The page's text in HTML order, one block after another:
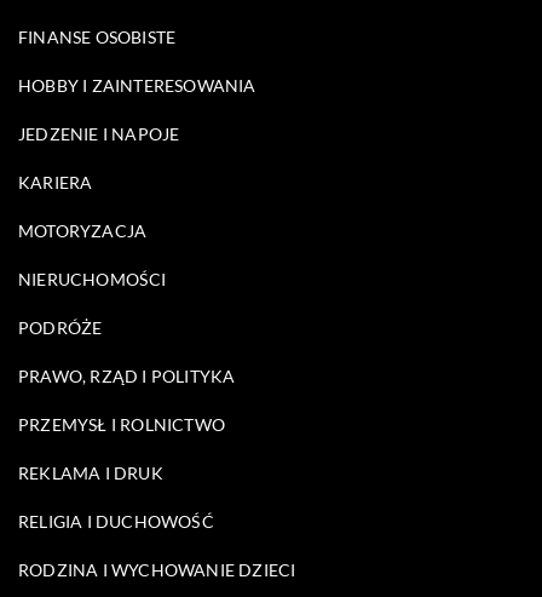
FINANSE OSOBISTE
HOBBY I ZAINTERESOWANIA
JEDZENIE I NAPOJE
KARIERA
MOTORYZACJA
NIERUCHOMOŚCI
PODRÓŻE
PRAWO, RZĄD I POLITYKA
PRZEMYSŁ I ROLNICTWO
REKLAMA I DRUK
RELIGIA I DUCHOWOŚĆ
RODZINA I WYCHOWANIE DZIECI